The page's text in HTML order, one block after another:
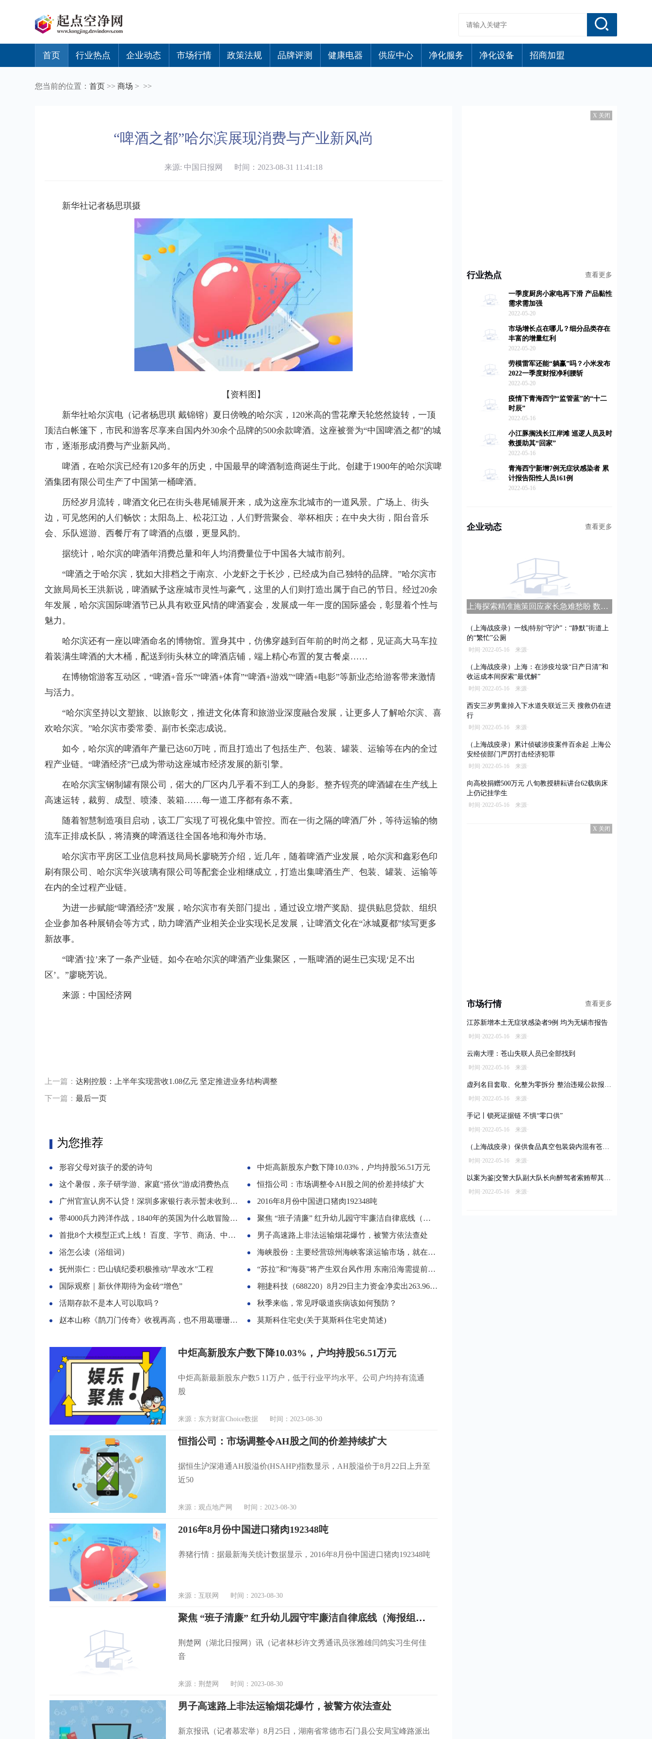
首页 行业热点 企业动态 市场行情 政策法规 品牌评测 健康电器 供应中心 净化服务 净化设备 招商加盟
您当前的位置： 首页 >> 商场 > >>
“啤酒之都”哈尔滨展现消费与产业新风尚
来源: 中国日报网 时间：2023-08-31 11:41:18
新华社记者杨思琪摄
【资料图】
新华社哈尔滨电（记者杨思琪 戴锦镕）夏日傍晚的哈尔滨，120米高的雪花摩天轮悠然旋转，一顶
顶洁白帐篷下，市民和游客尽享来自国内外30余个品牌的500余款啤酒。这座被誉为“中国啤酒之都”的城
市，逐渐形成消费与产业新风尚。
啤酒，在哈尔滨已经有120多年的历史，中国最早的啤酒制造商诞生于此。创建于1900年的哈尔滨啤
酒集团有限公司生产了中国第一桶啤酒。
历经岁月流转，啤酒文化已在街头巷尾铺展开来，成为这座东北城市的一道风景。广场上、街头
边，可见悠闲的人们畅饮；太阳岛上、松花江边，人们野营聚会、举杯相庆；在中央大街，阳台音乐
会、乐队巡游、西餐厅有了啤酒的点缀，更显风韵。
据统计，哈尔滨的啤酒年消费总量和年人均消费量位于中国各大城市前列。
“啤酒之于哈尔滨，犹如大排档之于南京、小龙虾之于长沙，已经成为自己独特的品牌。”哈尔滨市
文旅局局长王洪新说，啤酒赋予这座城市灵性与豪气，这里的人们则打造出属于自己的节日。经过20余
年发展，哈尔滨国际啤酒节已从具有欧亚风情的啤酒宴会，发展成一年一度的国际盛会，彰显着个性与
魅力。
哈尔滨还有一座以啤酒命名的博物馆。置身其中，仿佛穿越到百年前的时尚之都，见证高大马车拉
着装满生啤酒的大木桶，配送到街头林立的啤酒店铺，端上精心布置的复古餐桌……
在博物馆游客互动区，“啤酒+音乐”“啤酒+体育”“啤酒+游戏”“啤酒+电影”等新业态给游客带来激情
与活力。
“哈尔滨坚持以文塑旅、以旅彰文，推进文化体育和旅游业深度融合发展，让更多人了解哈尔滨、喜
欢哈尔滨。”哈尔滨市委常委、副市长栾志成说。
如今，哈尔滨的啤酒年产量已达60万吨，而且打造出了包括生产、包装、罐装、运输等在内的全过
程产业链。“啤酒经济”已成为带动这座城市经济发展的新引擎。
在哈尔滨宝钢制罐有限公司，偌大的厂区内几乎看不到工人的身影。整齐锃亮的啤酒罐在生产线上
高速运转，裁剪、成型、喷漆、装箱……每一道工序都有条不紊。
随着智慧制造项目启动，该工厂实现了可视化集中管控。而在一街之隔的啤酒厂外，等待运输的物
流车正排成长队，将清爽的啤酒送往全国各地和海外市场。
哈尔滨市平房区工业信息科技局局长廖晓芳介绍，近几年，随着啤酒产业发展，哈尔滨和鑫彩色印
刷有限公司、哈尔滨华兴玻璃有限公司等配套企业相继成立，打造出集啤酒生产、包装、罐装、运输等
在内的全过程产业链。
为进一步赋能“啤酒经济”发展，哈尔滨市有关部门提出，通过设立增产奖励、提供贴息贷款、组织
企业参加各种展销会等方式，助力啤酒产业相关企业实现长足发展，让啤酒文化在“冰城夏都”续写更多
新故事。
“啤酒‘拉’来了一条产业链。如今在哈尔滨的啤酒产业集聚区，一瓶啤酒的诞生已实现‘足不出
区’。”廖晓芳说。
来源：中国经济网
上一篇： 达刚控股：上半年实现营收1.08亿元 坚定推进业务结构调整
下一篇： 最后一页
为您推荐
形容父母对孩子的爱的诗句
这个暑假，亲子研学游、家庭“搭伙”游成消费热点
广州官宣认房不认贷！深圳多家银行表示暂未收到通知
带4000兵力跨洋作战，1840年的英国为什么敢冒险向大清开战？
首批8个大模型正式上线！ 百度、字节、商汤、中科院旗下紫东太初等在列
浴怎么读（浴组词）
抚州崇仁：巴山镇纪委积极推动“旱改水”工程
国际观察｜新伙伴期待为金砖“增色”
活期存款不是本人可以取吗？
赵本山称《鹊刀门传奇》收视再高，也不用葛珊珊毕畅，原因笑翻了
中炬高新股东户数下降10.03%，户均持股56.51万元
恒指公司：市场调整令AH股之间的价差持续扩大
2016年8月份中国进口猪肉192348吨
聚焦 “班子清廉” 红升幼儿园守牢廉洁自律底线（海报组图）
男子高速路上非法运输烟花爆竹，被警方依法查处
海峡股份：主要经营琼州海峡客滚运输市场，就在中国
“苏拉”和“海葵”将产生双台风作用 东南沿海需提前做好防范措施
翱捷科技（688220）8月29日主力资金净卖出263.96万元
秋季来临，常见呼吸道疾病该如何预防？
莫斯科住宅史(关于莫斯科住宅史简述)
中炬高新股东户数下降10.03%，户均持股56.51万元
中炬高新最新股东户数5 11万户，低于行业平均水平。公司户均持有流通
股
来源：东方财富Choice数据 时间：2023-08-30
恒指公司：市场调整令AH股之间的价差持续扩大
据恒生沪深港通AH股溢价(HSAHP)指数显示，AH股溢价于8月22日上升至
近50
来源：观点地产网 时间：2023-08-30
2016年8月份中国进口猪肉192348吨
养猪行情：据最新海关统计数据显示，2016年8月份中国进口猪肉192348吨
来源：互联网 时间：2023-08-30
聚焦 “班子清廉” 红升幼儿园守牢廉洁自律底线（海报组图）
荆楚网（湖北日报网）讯（记者林杉许文秀通讯员张雅雄闫鸽实习生何佳
音
来源：荆楚网 时间：2023-08-30
男子高速路上非法运输烟花爆竹，被警方依法查处
新京报讯（记者慕宏举）8月25日，湖南省常德市石门县公安局宝峰路派出
X 关闭
行业热点 查看更多
一季度厨房小家电再下滑 产品黏性
需求需加强
2022-05-20
市场增长点在哪儿？细分品类存在
丰富的增量红利
2022-05-20
劳模雷军还能“躺赢”吗？小米发布
2022一季度财报净利腰斩
2022-05-20
疫情下青海西宁“监管蓝”的“十二
时辰”
2022-05-16
小江豚搁浅长江岸滩 巡逻人员及时
救援助其“回家”
2022-05-16
青海西宁新增7例无症状感染者 累
计报告阳性人员161例
2022-05-16
企业动态 查看更多
上海探索精准施策回应家长急难愁盼 数字家长学校平台上线
（上海战疫录）一线|特别“守沪”：“静默”街道上
的“繁忙”公厕
时间·2022-05-16 来源·
（上海战疫录）上海：在涉疫垃圾“日产日清”和
收运成本间探索“最优解”
时间·2022-05-16 来源·
西安三岁男童掉入下水道失联近三天 搜救仍在进
行
时间·2022-05-16 来源·
（上海战疫录）累计侦破涉疫案件百余起 上海公
安经侦部门严厉打击经济犯罪
时间·2022-05-16 来源·
向高校捐赠500万元 八旬教授耕耘讲台62载病床
上仍记挂学生
时间·2022-05-16 来源·
X 关闭
市场行情 查看更多
江苏新增本土无症状感染者9例 均为无锡市报告
时间·2022-05-16 来源·
云南大理：苍山失联人员已全部找到
时间·2022-05-16 来源·
虚列名目套取、化整为零拆分 整治违规公款报销乱象
时间·2022-05-16 来源·
手记丨锁死证据链 不惧“零口供”
时间·2022-05-16 来源·
（上海战疫录）保供食品真空包装袋内混有苍蝇 经销商被立案调查拟罚款10万元
时间·2022-05-16 来源·
以案为鉴|交警大队副大队长向醉驾者索贿帮其脱罪
时间·2022-05-16 来源·